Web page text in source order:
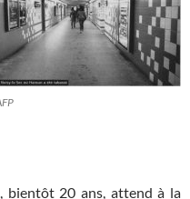
bientôt 20 ans, attend à la